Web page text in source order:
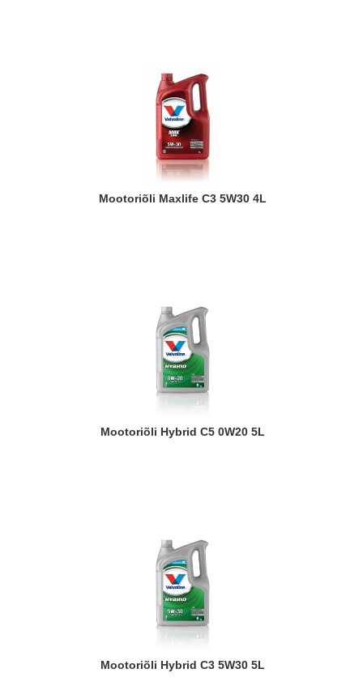
Mootoriõli Maxlife C3 5W30 4L
Mootoriõli Hybrid C5 0W20 5L
Mootoriõli Hybrid C3 5W30 5L